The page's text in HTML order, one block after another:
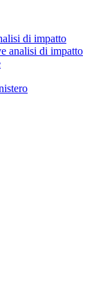
di impatto
analisi di impatto